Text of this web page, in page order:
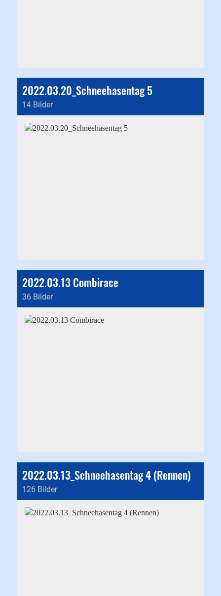
2022.03.20_Schneehasentag 5
14 Bilder
2022.03.13 Combirace
36 Bilder
2022.03.13_Schneehasentag 4 (Rennen)
126 Bilder